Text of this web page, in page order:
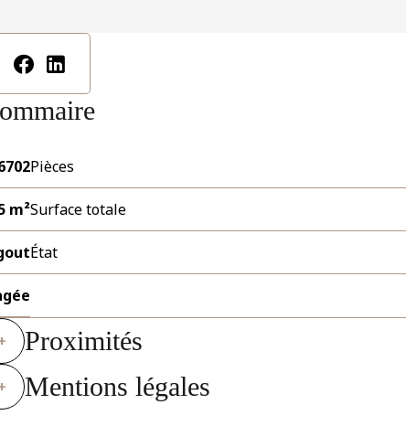
Pièces
m²Surface totale
État
Proximités
Mentions légales